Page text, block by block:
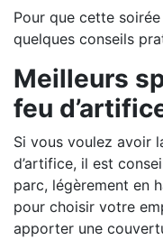
Pour que cette
quelques conseils
Meilleurs
feu
Si vous voulez avoir
d’artifice, il est
parc, légèrement en
pour choisir votre
apporter une